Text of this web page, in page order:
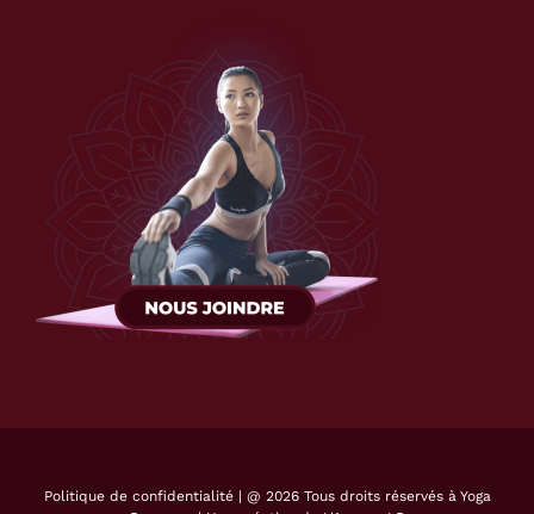
Politique de confidentialité| @ 2026 Tous droits réservés à Yoga